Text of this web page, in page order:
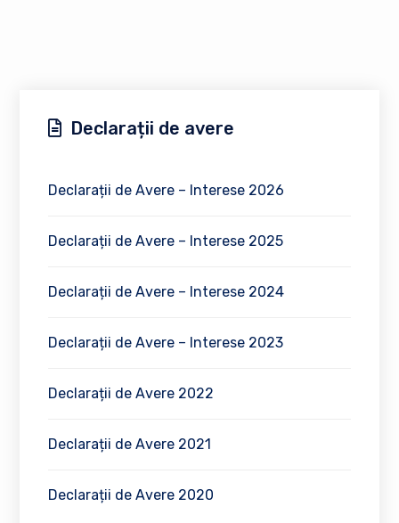
Declarații de avere
Declarații de Avere – Interese 2026
Declarații de Avere – Interese 2025
Declarații de Avere – Interese 2024
Declarații de Avere – Interese 2023
Declarații de Avere 2022
Declarații de Avere 2021
Declarații de Avere 2020